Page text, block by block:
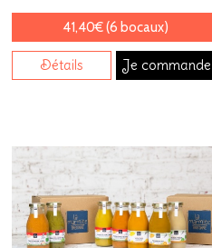
41,40€ (6 bocaux)
Détails Je commande